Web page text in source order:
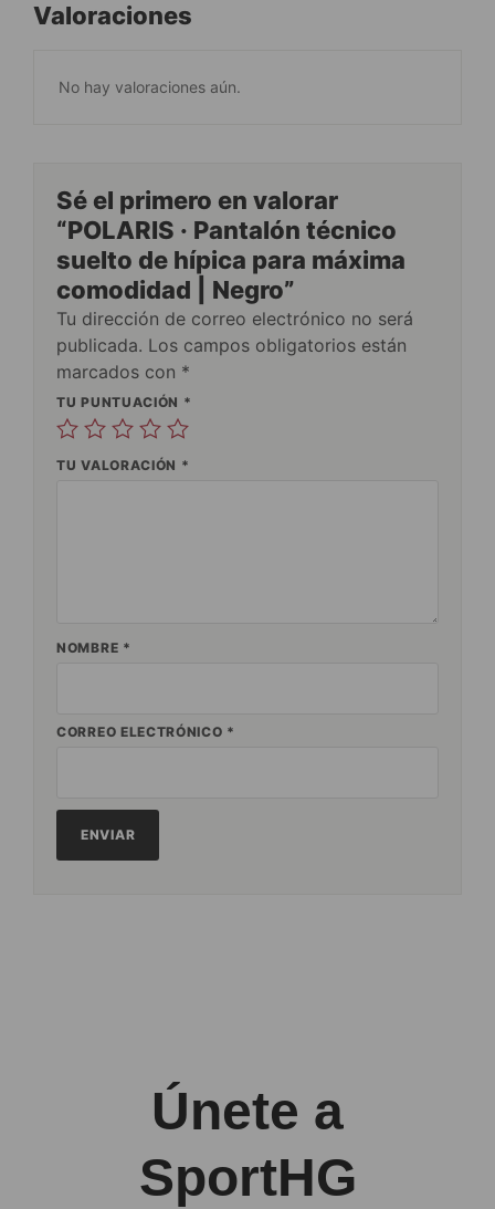
Valoraciones
No hay valoraciones aún.
Sé el primero en valorar
“POLARIS · Pantalón técnico
suelto de hípica para máxima
comodidad | Negro”
Tu dirección de correo electrónico no será
publicada. Los campos obligatorios están
marcados con *
TU PUNTUACIÓN *
TU VALORACIÓN *
NOMBRE *
CORREO ELECTRÓNICO *
Únete a
SportHG